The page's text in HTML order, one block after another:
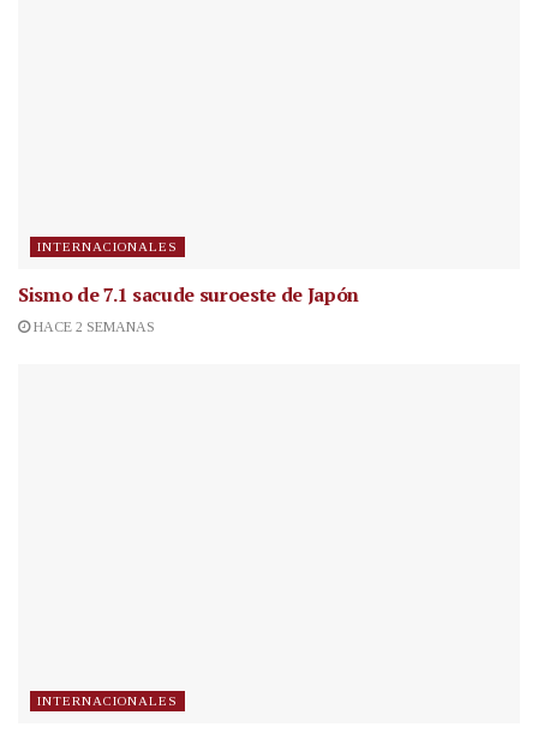
INTERNACIONALES
Sismo de 7.1 sacude suroeste de Japón
HACE 2 SEMANAS
INTERNACIONALES